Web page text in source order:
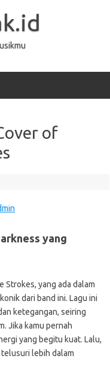
of
yang
Strokes, yang ada dalam
dari band ini. Lagu ini
ketegangan, seiring
Jika kamu pernah
yang begitu kuat. Lalu,
telusuri lebih dalam